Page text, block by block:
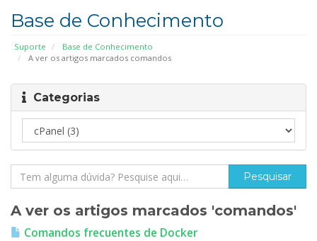
Base de Conhecimento
Suporte
Base de Conhecimento
A ver os artigos marcados comandos
Categorias
A ver os artigos marcados 'comandos'
Comandos frecuentes de Docker